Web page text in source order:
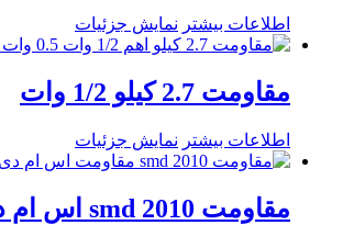
اطلاعات بیشتر نمایش جزئیات
مقاومت 2.7 کیلو 1/2 وات
اطلاعات بیشتر نمایش جزئیات
مقاومت 2010 smd اس ام دی